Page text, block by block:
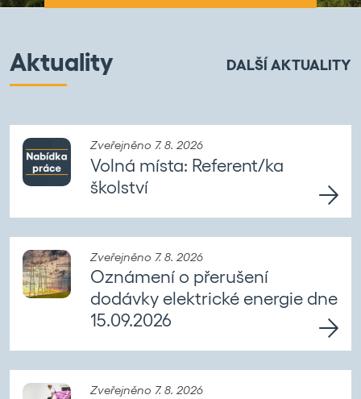
Aktuality DALŠÍ AKTUALITY
Zveřejněno 7. 8. 2026
Volná místa: Referent/ka
školství
Zveřejněno 7. 8. 2026
Oznámení o přerušení
dodávky elektrické energie dne
15.09.2026
Zveřejněno 7. 8. 2026